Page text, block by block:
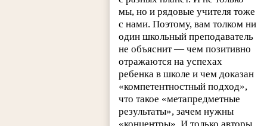
мы, но и рядовые учителя тоже
с нами. Поэтому, вам толком ни
один школьный преподаватель
не объяснит — чем позитивно
отражаются на успехах
ребенка в школе и чем доказан
«компетентностный подход»,
что такое «метапредметные
результаты», зачем нужны